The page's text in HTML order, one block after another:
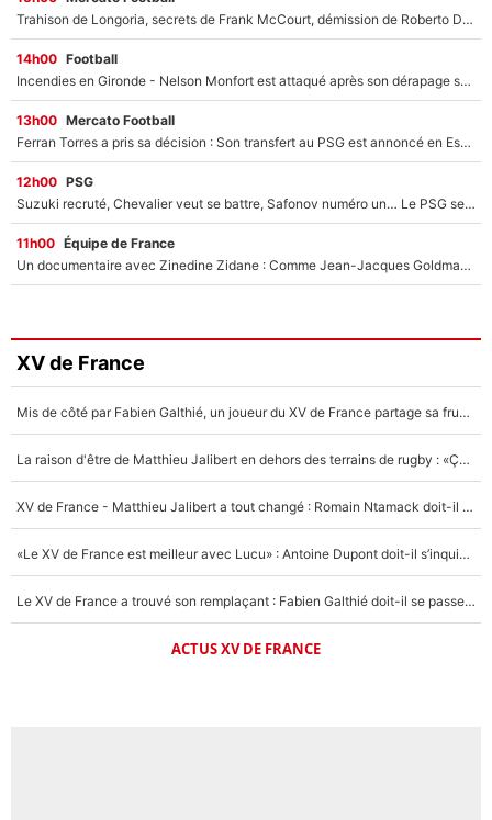
Trahison de Longoria, secrets de Frank McCourt, démission de Roberto De Zerbi : Medhi Benatia se lâche sur son départ de l'OM et fait d'importantes révélations
14h00 Football
Incendies en Gironde - Nelson Monfort est attaqué après son dérapage sur CNews : «Et lui, il prend combien pour parler dans un studio climatisé?»
13h00 Mercato Football
Ferran Torres a pris sa décision : Son transfert au PSG est annoncé en Espagne !
12h00 PSG
Suzuki recruté, Chevalier veut se battre, Safonov numéro un… Le PSG se lance encore dans un gros chantier pour le poste de gardien de but
11h00 Équipe de France
Un documentaire avec Zinedine Zidane : Comme Jean-Jacques Goldman et Mylène Farmer, le nouveau sélectionneur de l'équipe de France a recalé une journaliste très connue
XV de France
Mis de côté par Fabien Galthié, un joueur du XV de France partage sa frustration : «ils ne me l’ont pas dit tout de suite»
La raison d'être de Matthieu Jalibert en dehors des terrains de rugby : «Ça m'atteint autant que si tu touches à un membre de ma famille»
XV de France - Matthieu Jalibert a tout changé : Romain Ntamack doit-il s’inquiéter pour sa place à un an de la Coupe du monde ?
«Le XV de France est meilleur avec Lucu» : Antoine Dupont doit-il s’inquiéter pour sa place ?
Le XV de France a trouvé son remplaçant : Fabien Galthié doit-il se passer d'Antoine Dupont ?
ACTUS XV DE FRANCE